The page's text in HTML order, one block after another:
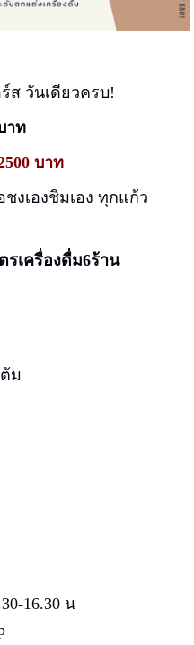
ส วันเดียวครบ!
าท
บาท
งเองชิมเอง ทุกแก้ว
เครื่องดื่ม6ร้าน
ม
16.30 น